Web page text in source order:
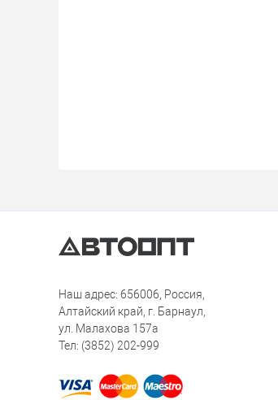
Наш адрес: 656006, Россия,
Алтайский край, г. Барнаул,
ул. Малахова 157а
Тел: (3852) 202-999